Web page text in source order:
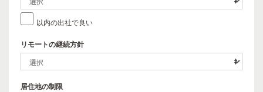
以内の出社で良い
リモートの継続方針
居住地の制限